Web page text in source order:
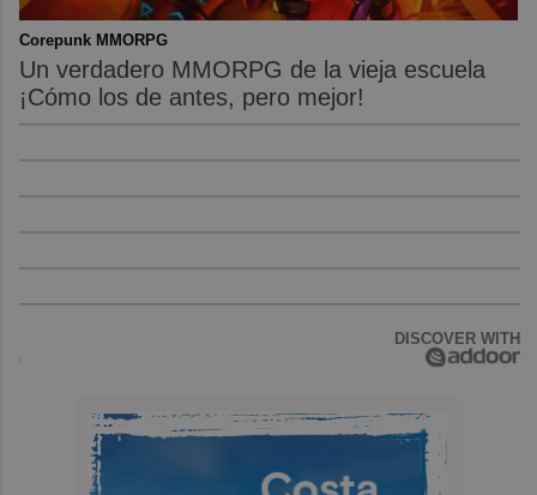
Corepunk MMORPG
Un verdadero MMORPG de la vieja escuela
¡Cómo los de antes, pero mejor!
DISCOVER WITH